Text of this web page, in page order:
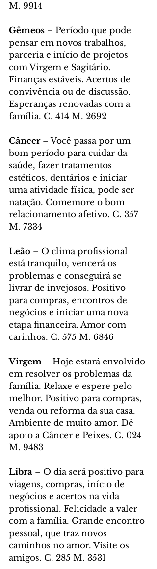
M. 9914
Gêmeos – Período que pode
pensar em novos trabalhos,
parceria e início de projetos
com Virgem e Sagitário.
Finanças estáveis. Acertos de
convivência ou de discussão.
Esperanças renovadas com a
família. C. 414 M. 2692
Câncer – Você passa por um
bom período para cuidar da
saúde, fazer tratamentos
estéticos, dentários e iniciar
uma atividade física, pode ser
natação. Comemore o bom
relacionamento afetivo. C. 357
M. 7334
Leão – O clima profissional
está tranquilo, vencerá os
problemas e conseguirá se
livrar de invejosos. Positivo
para compras, encontros de
negócios e iniciar uma nova
etapa financeira. Amor com
carinhos. C. 575 M. 6846
Virgem – Hoje estará envolvido
em resolver os problemas da
família. Relaxe e espere pelo
melhor. Positivo para compras,
venda ou reforma da sua casa.
Ambiente de muito amor. Dê
apoio a Câncer e Peixes. C. 024
M. 9483
Libra – O dia será positivo para
viagens, compras, início de
negócios e acertos na vida
profissional. Felicidade a valer
com a família. Grande encontro
pessoal, que traz novos
caminhos no amor. Visite os
amigos. C. 285 M. 3531